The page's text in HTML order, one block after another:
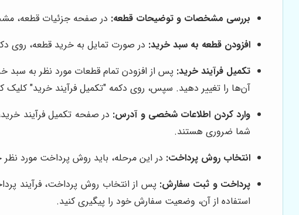
بررسی مشخصات و توضیحات قطعه: در صفحه جزئیات قطعه،
افزودن قطعه به سبد خرید: در صورت تمایل به خرید قطعه، روی
تکمیل فرآیند خرید: پس از افزودن تمام قطعات مورد نظر به سبد
آن‌ها را تغییر دهید. سپس، روی دکمه "تکمیل فرآیند خرید" کلیک
وارد کردن اطلاعات شخصی و آدرس: در صفحه تکمیل فرآیند
شما ضروری هستند.
انتخاب روش پرداخت: در این مرحله، باید روش پرداخت مورد نظر
پرداخت و ثبت سفارش: پس از انتخاب روش پرداخت، فرآیند
استفاده از آن، وضعیت سفارش خود را پیگیری کنید.